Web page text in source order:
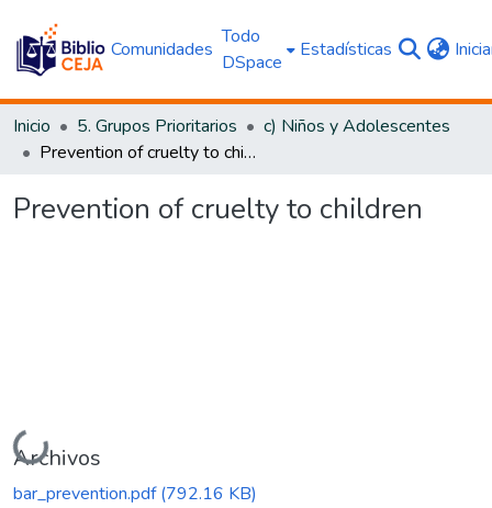
Comunidades
Todo
DSpace
Estadísticas
Inicio 5. Grupos Prioritarios
c) Niños y Adolescentes
Prevention of cruelty to children
Prevention of cruelty to children
Cargando...
Archivos
bar_prevention.pdf(792.16 KB)